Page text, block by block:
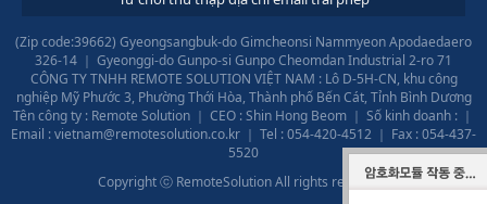
(Zip code:39662) Gyeongsangbuk-do Gimcheonsi Nammyeon Apodaedaero
326-14 ｜ Gyeonggi-do Gunpo-si Gunpo Cheomdan Industrial 2-ro 71
CÔNG TY TNHH REMOTE SOLUTION VIỆT NAM : Lô D-5H-CN, khu công
nghiệp Mỹ Phước 3, Phường Thới Hòa, Thành phố Bến Cát, Tỉnh Bình Dương
Tên công ty : Remote Solution ｜ CEO : Shin Hong Beom ｜ Số kinh doanh : ｜
Email :vietnam@remotesolution.co.kr ｜ Tel :054-420-4512 ｜ Fax : 054-437-
5520
Copyright ⓒ RemoteSolution All rights reserved.